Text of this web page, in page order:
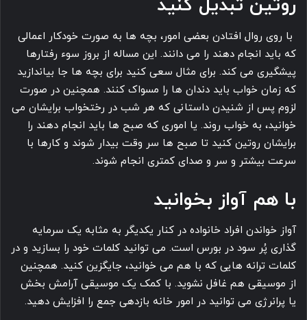
روتین تبدیل کنید
با روی روال افتادن بعضی امور، بچه ها به صورت خودکار اعمالی
که باید انجام دهند را می دانند. این مساله از بروز سوء رفتارها
پیشگیری می کند. برای مثال سعی کنید برای بچه ها جا بیاندازید
که زمان خواب باید دندان ها را مسواک کنند. همچنین در صورت
لزوم پس از شنیدن داستانی که هر شب در رختخواب برایشان می
خوانید، به خواب روند. یا اموری که صبح ها باید انجام دهند را
برایشان روتین کنید تا صبح ها سر وقت بیدار شوند و کارها با
سرعت بیشتر و سر و صدای کمتری انجام شوند.
با هم آواز بخوانید
آواز خواندن افراد خانواده در کنار یکدیگر به مثابه یک سرمایه
گذاری پُر سود در بورس است. می توانید کلمات خود را بسازید و در
کلمات ترانه هایی که با هم می خوانید، جایگزین کنید. همچنین
از موسیقی هم غافل نشوید. با کمک یک موسیقی آرامش بخش
یا پرانرژی می توانید در امور خانه بازدهی جمع را افزایش دهید.